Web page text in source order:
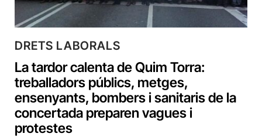
DRETS LABORALS
La tardor calenta de Quim Torra:
treballadors públics, metges,
ensenyants, bombers i sanitaris de la
concertada preparen vagues i
protestes